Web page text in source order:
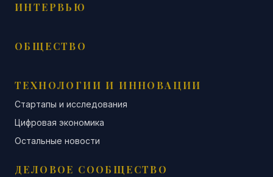
ИНТЕРВЬЮ
ОБЩЕСТВО
ТЕХНОЛОГИИ И ИННОВАЦИИ
Стартапы и исследования
Цифровая экономика
Остальные новости
ДЕЛОВОЕ СООБЩЕСТВО